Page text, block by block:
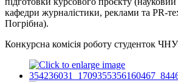
кафедри журналістики, реклами та PR-
Погрібна).
Конкурсна комісія роботу студенток